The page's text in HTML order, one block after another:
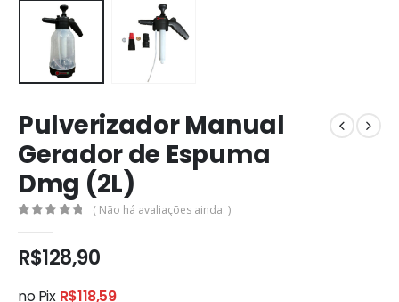
Pulverizador Manual
Gerador de Espuma
Dmg (2L)
( Não há avaliações ainda. )
R$128,90
no Pix R$118,59